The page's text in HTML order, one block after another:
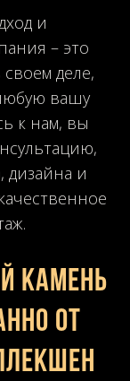
и
– это
деле,
вашу
к нам, вы
дизайна и
камень
от